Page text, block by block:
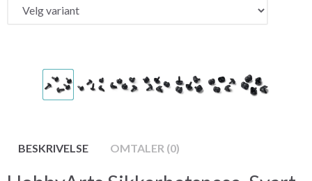
BESKRIVELSE OMTALER (0)